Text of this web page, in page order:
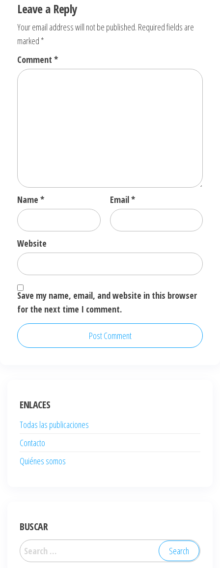
Leave a Reply
Your email address will not be published. Required fields are
marked *
Comment *
Name * Email*
Website
Save my name, email, and website in this browser
for the next time I comment.
ENLACES
Todas las publicaciones
Contacto
Quiénes somos
BUSCAR
Search
for: